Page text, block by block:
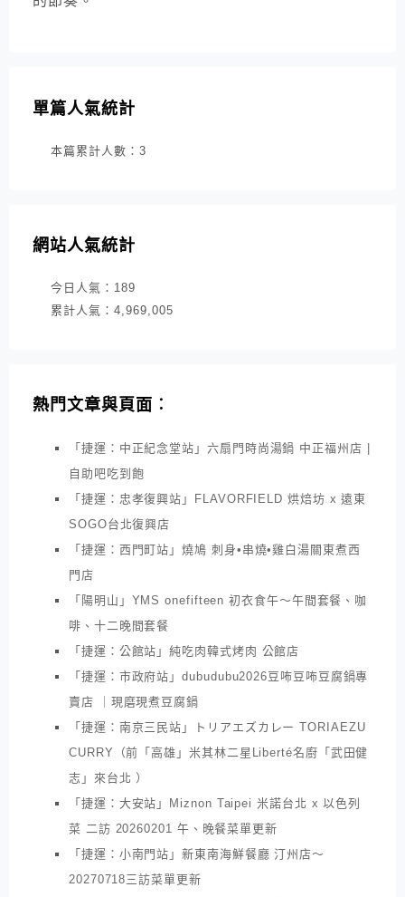
單篇人氣統計
本篇累計人數： 3
網站人氣統計
今日人氣： 189
累計人氣： 4,969,005
熱門文章與頁面︰
「捷運：中正紀念堂站」六扇門時尚湯鍋 中正福州店 |
自助吧吃到飽
「捷運：忠孝復興站」FLAVORFIELD 烘焙坊 x 遠東
SOGO台北復興店
「捷運：西門町站」燒鳩 刺身•串燒•雞白湯關東煮西
門店
「陽明山」YMS onefifteen 初衣食午～午間套餐、咖
啡、十二晚間套餐
「捷運：公館站」純吃肉韓式烤肉 公館店
「捷運：市政府站」dubudubu2026豆咘豆咘豆腐鍋專
賣店 ｜現磨現煮豆腐鍋
「捷運：南京三民站」トリアエズカレー TORIAEZU
CURRY（前「高雄」米其林二星Liberté名廚「武田健
志」來台北 ）
「捷運：大安站」Miznon Taipei 米諾台北 x 以色列
菜 二訪 20260201 午、晚餐菜單更新
「捷運：小南門站」新東南海鮮餐廳 汀州店～
20270718三訪菜單更新